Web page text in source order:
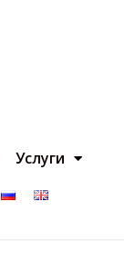
Услуги